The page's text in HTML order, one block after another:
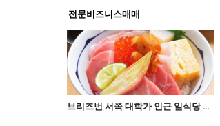
전문비즈니스매매
브리즈번 서쪽 대학가 인근 일식당 매매 합니다